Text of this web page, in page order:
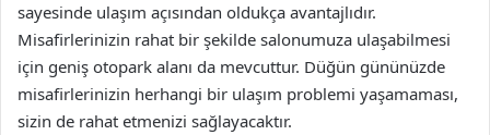
sayesinde ulaşım açısından oldukça avantajlıdır.
Misafirlerinizin rahat bir şekilde salonumuza ulaşabilmesi
için geniş otopark alanı da mevcuttur. Düğün gününüzde
misafirlerinizin herhangi bir ulaşım problemi yaşamaması,
sizin de rahat etmenizi sağlayacaktır.